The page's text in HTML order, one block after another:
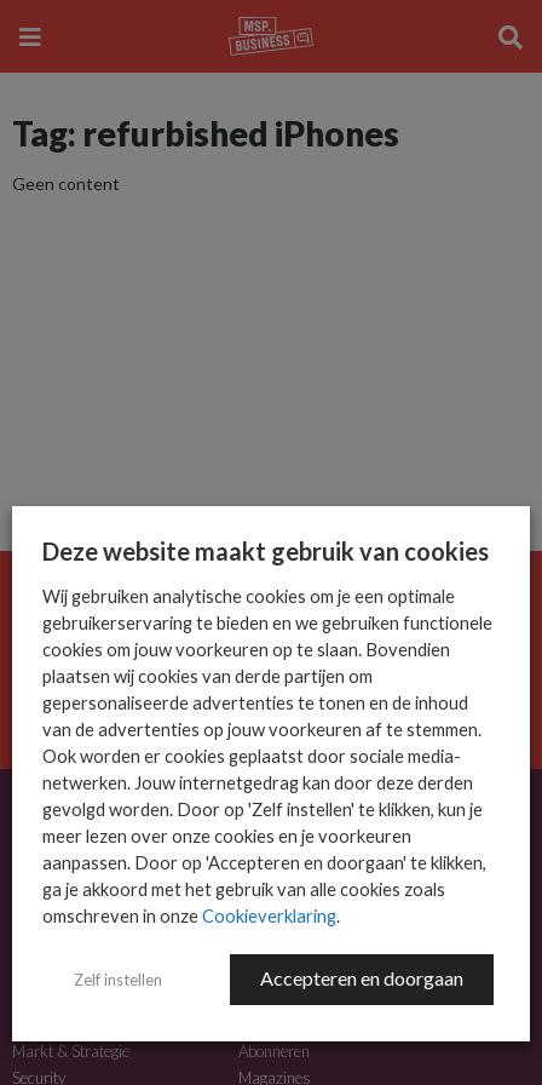
Tag: refurbished iPhones
Geen content
De ICT-wereld is snel. Mis niets.
Meld je nu aan voor de MSP Business nieuwsbrief.
AANMELDEN
OVER MSP BUSINESS
MSP Business is het kennisplatform voor IT-dienstverleners met MKB-focus.
NIEUWS
Markt & Strategie
Security
MEER INFO
Abonneren
Magazines
Deze website maakt gebruik van cookies
Wij gebruiken analytische cookies om je een optimale
gebruikerservaring te bieden en we gebruiken functionele
cookies om jouw voorkeuren op te slaan. Bovendien
plaatsen wij cookies van derde partijen om
gepersonaliseerde advertenties te tonen en de inhoud
van de advertenties op jouw voorkeuren af te stemmen.
Ook worden er cookies geplaatst door sociale media-
netwerken. Jouw internetgedrag kan door deze derden
gevolgd worden. Door op 'Zelf instellen' te klikken, kun je
meer lezen over onze cookies en je voorkeuren
aanpassen. Door op 'Accepteren en doorgaan' te klikken,
ga je akkoord met het gebruik van alle cookies zoals
omschreven in onzeCookieverklaring.
Zelf instellen Accepteren en doorgaan